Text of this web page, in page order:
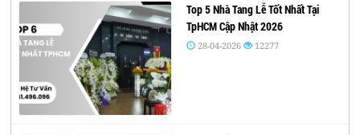
Top 5 Nhà Tang Lễ Tốt Nhất Tại
TpHCM Cập Nhật 2026
28-04-2026 12277